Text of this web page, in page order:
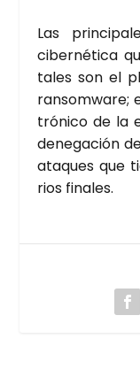
Las
ciber­né­ti­ca
ta­les son el
ran­som­wa­re;
tró­ni­co de la
dene­ga­ción
ata­ques que
rios fina­les.